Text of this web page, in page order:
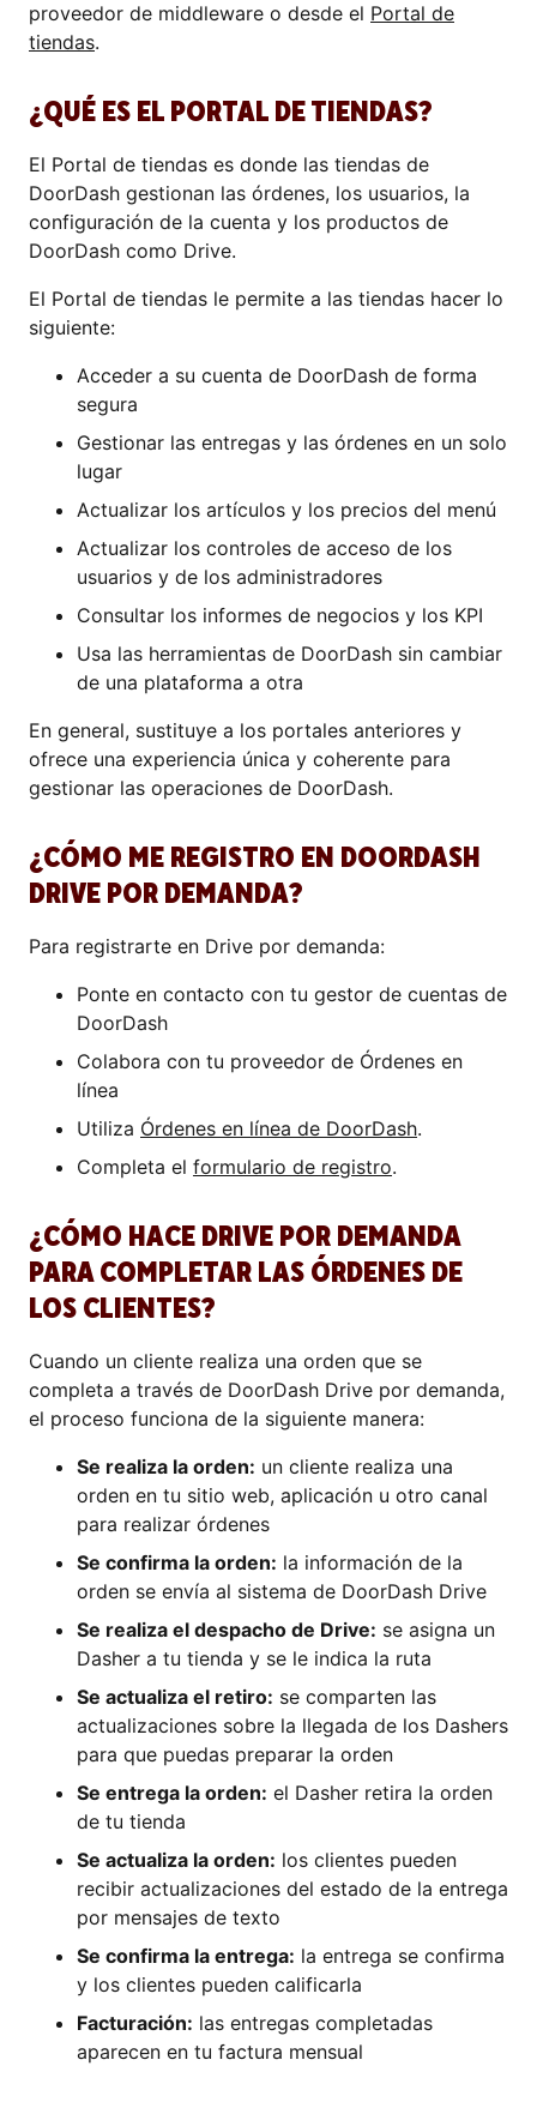
proveedor de middleware o desde el Portal de
tiendas.
¿QUÉ ES EL PORTAL DE TIENDAS?
El Portal de tiendas es donde las tiendas de
DoorDash gestionan las órdenes, los usuarios, la
configuración de la cuenta y los productos de
DoorDash como Drive.
El Portal de tiendas le permite a las tiendas hacer lo
siguiente:
Acceder a su cuenta de DoorDash de forma
segura
Gestionar las entregas y las órdenes en un solo
lugar
Actualizar los artículos y los precios del menú
Actualizar los controles de acceso de los
usuarios y de los administradores
Consultar los informes de negocios y los KPI
Usa las herramientas de DoorDash sin cambiar
de una plataforma a otra
En general, sustituye a los portales anteriores y
ofrece una experiencia única y coherente para
gestionar las operaciones de DoorDash.
¿CÓMO ME REGISTRO EN DOORDASH
DRIVE POR DEMANDA?
Para registrarte en Drive por demanda:
Ponte en contacto con tu gestor de cuentas de
DoorDash
Colabora con tu proveedor de Órdenes en
línea
Utiliza Órdenes en línea de DoorDash.
Completa el formulario de registro.
¿CÓMO HACE DRIVE POR DEMANDA
PARA COMPLETAR LAS ÓRDENES DE
LOS CLIENTES?
Cuando un cliente realiza una orden que se
completa a través de DoorDash Drive por demanda,
el proceso funciona de la siguiente manera:
Se realiza la orden: un cliente realiza una
orden en tu sitio web, aplicación u otro canal
para realizar órdenes
Se confirma la orden: la información de la
orden se envía al sistema de DoorDash Drive
Se realiza el despacho de Drive: se asigna un
Dasher a tu tienda y se le indica la ruta
Se actualiza el retiro: se comparten las
actualizaciones sobre la llegada de los Dashers
para que puedas preparar la orden
Se entrega la orden: el Dasher retira la orden
de tu tienda
Se actualiza la orden: los clientes pueden
recibir actualizaciones del estado de la entrega
por mensajes de texto
Se confirma la entrega: la entrega se confirma
y los clientes pueden calificarla
Facturación: las entregas completadas
aparecen en tu factura mensual